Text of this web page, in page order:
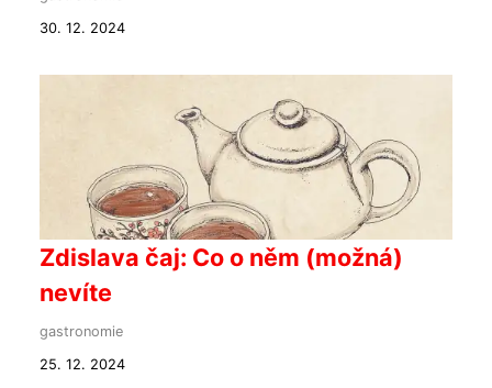
30. 12. 2024
Zdislava čaj: Co o něm (možná)
nevíte
gastronomie
25. 12. 2024